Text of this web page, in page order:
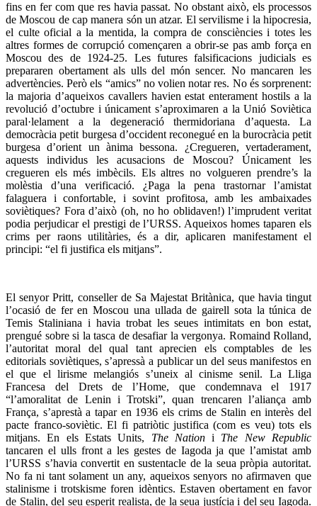
fins en fer com que res havia passat. No obstant això, els processos
de Moscou de cap manera són un atzar. El servilisme i la hipocresia,
el culte oficial a la mentida, la compra de consciències i totes les
altres formes de corrupció començaren a obrir-se pas amb força en
Moscou des de 1924-25. Les futures falsificacions judicials es
prepararen obertament als ulls del món sencer. No mancaren les
advertències. Però els “amics” no volien notar res. No és sorprenent:
la majoria d’aqueixos cavallers havien estat enterament hostils a la
revolució d’octubre i únicament s’aproximaren a la Unió Soviètica
paral·lelament a la degeneració thermidoriana d’aquesta. La
democràcia petit burgesa d’occident reconegué en la burocràcia petit
burgesa d’orient un ànima bessona. ¿Cregueren, vertaderament,
aquests individus les acusacions de Moscou? Únicament les
cregueren els més imbècils. Els altres no volgueren prendre’s la
molèstia d’una verificació. ¿Paga la pena trastornar l’amistat
falaguera i confortable, i sovint profitosa, amb les ambaixades
soviètiques? Fora d’això (oh, no ho oblidaven!) l’imprudent veritat
podia perjudicar el prestigi de l’URSS. Aqueixos homes taparen els
crims per raons utilitàries, és a dir, aplicaren manifestament el
principi: “el fi justifica els mitjans”.
El senyor Pritt, conseller de Sa Majestat Britànica, que havia tingut
l’ocasió de fer en Moscou una ullada de gairell sota la túnica de
Temis Staliniana i havia trobat les seues intimitats en bon estat,
prengué sobre si la tasca de desafiar la vergonya. Romaind Rolland,
l’autoritat moral del qual tant aprecien els comptables de les
editorials soviètiques, s’apressà a publicar un del seus manifestos en
el que el lirisme melangiós s’uneix al cinisme senil. La Lliga
Francesa del Drets de l’Home, que condemnava el 1917
“l’amoralitat de Lenin i Trotski”, quan trencaren l’aliança amb
França, s’aprestà a tapar en 1936 els crims de Stalin en interès del
pacte franco-soviètic. El fi patriòtic justifica (com es veu) tots els
mitjans. En els Estats Units, The Nationi The New Republic
tancaren el ulls front a les gestes de Iagoda ja que l’amistat amb
l’URSS s’havia convertit en sustentacle de la seua pròpia autoritat.
No fa ni tant solament un any, aqueixos senyors no afirmaven que
stalinisme i trotskisme foren idèntics. Estaven obertament en favor
de Stalin, del seu esperit realista, de la seua justícia i del seu Iagoda.